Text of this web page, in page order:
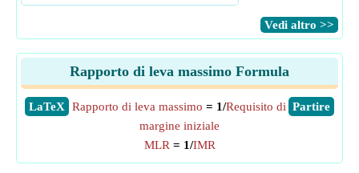
​Vedi altro >>
Rapporto di leva massimo Formula
​LaTeX ​Partire
Rapporto di leva massimo = 1/Requisito di
margine iniziale
MLR = 1/IMR